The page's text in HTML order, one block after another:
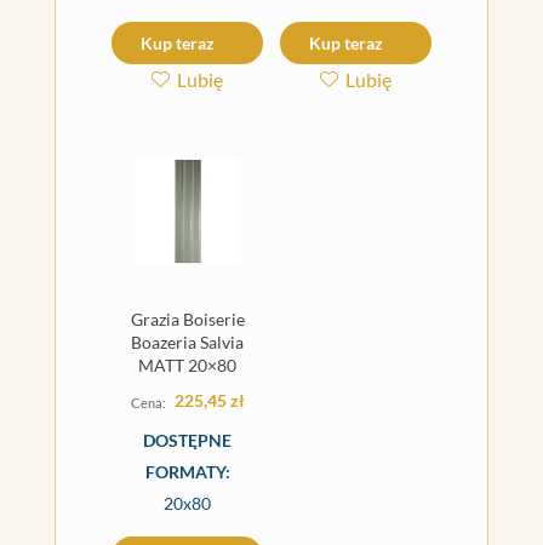
Kup teraz
Lubię
Kup teraz
Lubię
Grazia Boiserie
Boazeria Salvia
MATT 20×80
225,45zł
DOSTĘPNE
FORMATY:
20x80